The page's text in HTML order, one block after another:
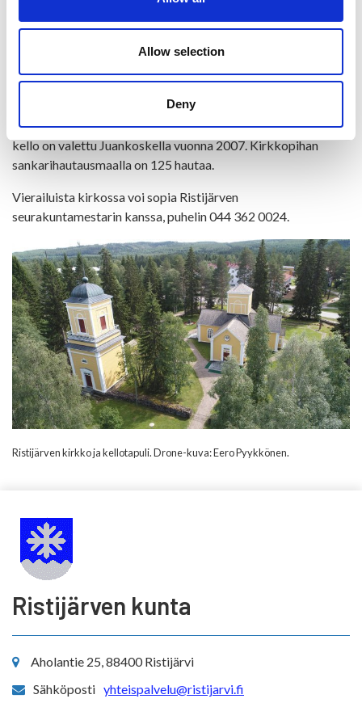
Allow selection
Deny
vuonna 1807 oululainen Carl Petter Elftröm, on kirkon
kuoressa. Kirkon kellot oli alun perin tarkoitus sijoittaa
Jaakko Kuorikosken johdolla. Tapulissa oleva isompi, alun
perin Tukholmassa vuonna 1831 valettu kello halkesi vuonna
1948, ja se valettiin uudelleen Ykspihlajassa. Toinen pienempi
kello on valettu Juankoskella vuonna 2007. Kirkkopihan
sankarihautausmaalla on 125 hautaa.
Vierailuista kirkossa voi sopia Ristijärven
seurakuntamestarin kanssa, puhelin 044 362 0024.
Ristijärven kirkko ja kellotapuli. Drone-kuva: Eero Pyykkönen.
Ristijärven kunta
Aholantie 25, 88400 Ristijärvi
Sähköposti yhteispalvelu@ristijarvi.fi